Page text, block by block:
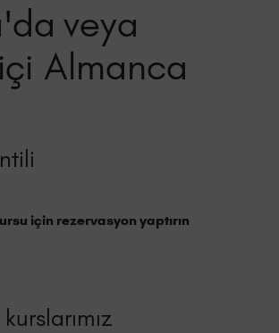
veya
Almanca
için rezervasyon yaptırın